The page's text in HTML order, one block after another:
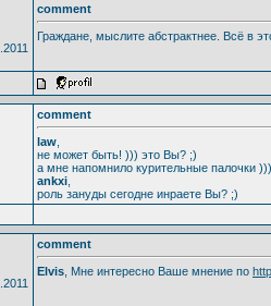
comment
Граждане, мыслите абстрактнее. Всё в
comment
law
не может быть! ))) это Вы? ;)
а мне напомнило курительные палочки
ankxi
роль зануды сегодне инраете Вы? ;)
comment
Elvis , Мне интересно Ваше мнение по